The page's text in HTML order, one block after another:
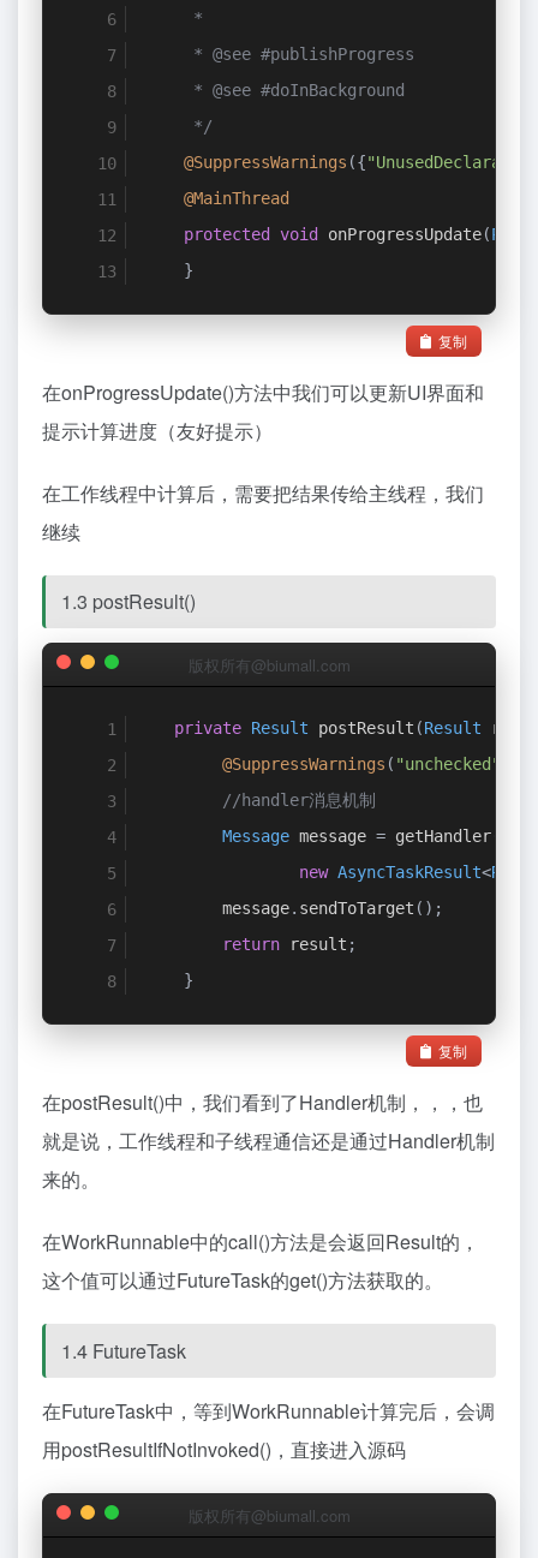
     *
     * @see #publishProgress
     * @see #doInBackground
     */
@SuppressWarnings ({
@MainThread
protected
void onProgressUpdate(
}
复制
在onProgressUpdate()方法中我们可以更新UI界面和
提示计算进度（友好提示）
在工作线程中计算后，需要把结果传给主线程，我们
继续
1.3 postResult()
版权所有@biumall.com
private Result postResult (Result
@SuppressWarnings ( "unchecked"
//handler消息机制
Message message = getHandler
new AsyncTaskResult<
        message
. sendToTarget ();
return result ;
}
复制
在postResult()中，我们看到了Handler机制，，，也
就是说，工作线程和子线程通信还是通过Handler机制
来的。
在WorkRunnable中的call()方法是会返回Result的，
这个值可以通过FutureTask的get()方法获取的。
1.4 FutureTask
在FutureTask中，等到WorkRunnable计算完后，会调
用postResultIfNotInvoked()，直接进入源码
版权所有@biumall.com